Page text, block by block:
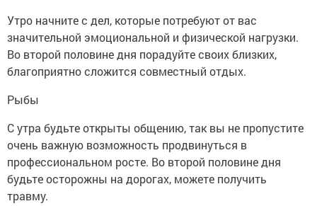
Утро начните с дел, которые потребуют от вас
значительной эмоциональной и физической нагрузки.
Во второй половине дня порадуйте своих близких,
благоприятно сложится совместный отдых.
Рыбы
С утра будьте открыты общению, так вы не пропустите
очень важную возможность продвинуться в
профессиональном росте. Во второй половине дня
будьте осторожны на дорогах, можете получить
травму.